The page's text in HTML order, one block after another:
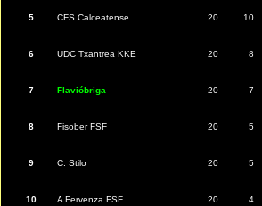
5 CFS Calceatense 20 10
6 UDC Txantrea KKE 20 8
7 Flavióbriga 20 7
8 Fisober FSF 20 5
9 C. Stilo 20 5
10 A Fervenza FSF 20 4